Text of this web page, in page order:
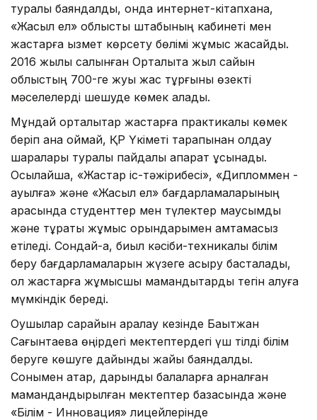
туралы баяндалды, онда интернет-кітапхана,
«Жасыл ел» облыстық штабының кабинеті мен
жастарға қызмет көрсету бөлімі жұмыс жасайды.
2016 жылы салынған Орталықта жыл сайын
облыстың 700-ге жуық жас тұрғыны өзекті
мәселелерді шешуде көмек алады.
Мұндай орталықтар жастарға практикалық көмек
беріп қана қоймай, ҚР Үкіметі тарапынан қолдау
шаралары туралы пайдалы ақпарат ұсынады.
Осылайша, «Жастар іс-тәжірибесі», «Дипломмен -
ауылға» және «Жасыл ел» бағдарламаларының
арқасында студенттер мен түлектер маусымдық
және тұрақты жұмыс орындарымен қамтамасыз
етіледі. Сондай-ақ, биыл кәсіби-техникалық білім
беру бағдарламаларын жүзеге асыру басталады,
ол жастарға жұмысшы мамандықтарды тегін алуға
мүмкіндік береді.
Оқушылар сарайын аралау кезінде Бақытжан
Сағынтаевқа өңірдегі мектептердегі үш тілді білім
беруге көшуге дайындық жайы баяндалды.
Сонымен қатар, дарынды балаларға арналған
мамандандырылған мектептер базасында және
«Білім - Инновация» лицейлерінде